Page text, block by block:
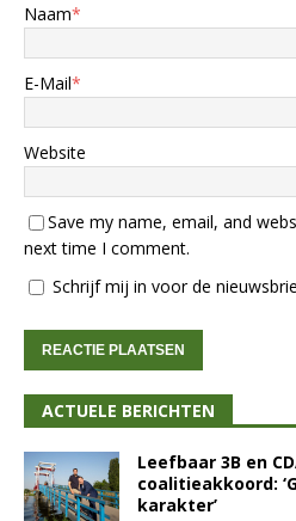
Naam*
E-Mail*
Website
Save my name, email, and
next time I comment.
Schrijf mij in voor de
ACTUELE BERICHTEN
Leefbaar 3B en
coalitieakkoord:
karakter’